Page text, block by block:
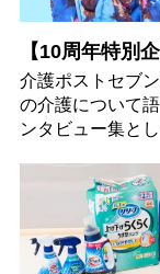
【10周年特別
介護ポストセブ
の介護について
ンタビュー集と